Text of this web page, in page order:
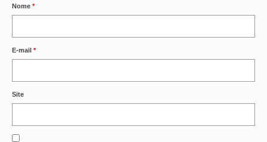
Nome *
E-mail *
Site